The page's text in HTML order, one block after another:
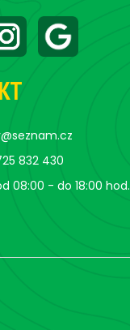
832 430
08:00 - do 18:00 hod.